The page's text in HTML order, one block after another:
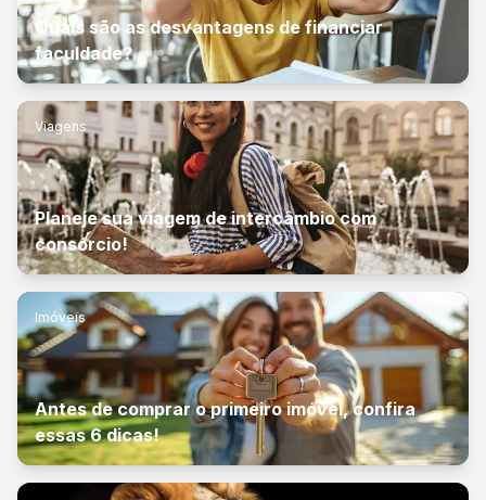
Quais são as desvantagens de financiar
faculdade?
Viagens
Planeje sua viagem de intercâmbio com
consórcio!
Imóveis
Antes de comprar o primeiro imóvel, confira
essas 6 dicas!